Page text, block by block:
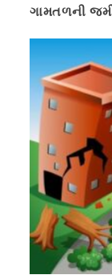
ગામતળની